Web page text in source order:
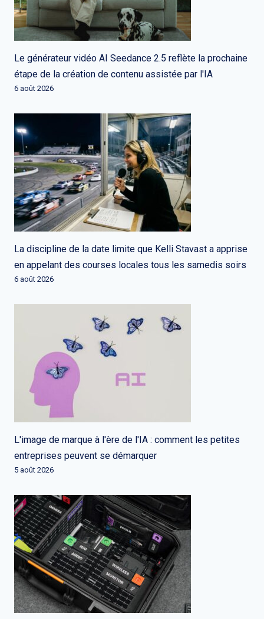
Le générateur vidéo AI Seedance 2.5 reflète la prochaine
étape de la création de contenu assistée par l'IA
6 août 2026
La discipline de la date limite que Kelli Stavast a apprise
en appelant des courses locales tous les samedis soirs
6 août 2026
L'image de marque à l'ère de l'IA : comment les petites
entreprises peuvent se démarquer
5 août 2026